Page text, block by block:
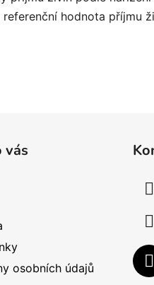
hodnota příjmu
vás
osobních údajů